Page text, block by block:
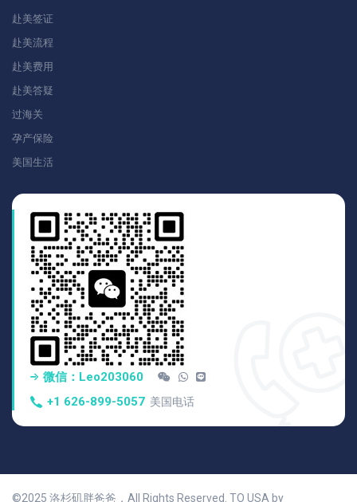
赴美签证
赴美流程
赴美费用
赴美答疑
过海关
孕产保险
美国生活
微信：Leo203060
+1 626-899-5057 美国电话
©2025 洛杉矶胖爸爸，All Rights Reserved. TO USA by